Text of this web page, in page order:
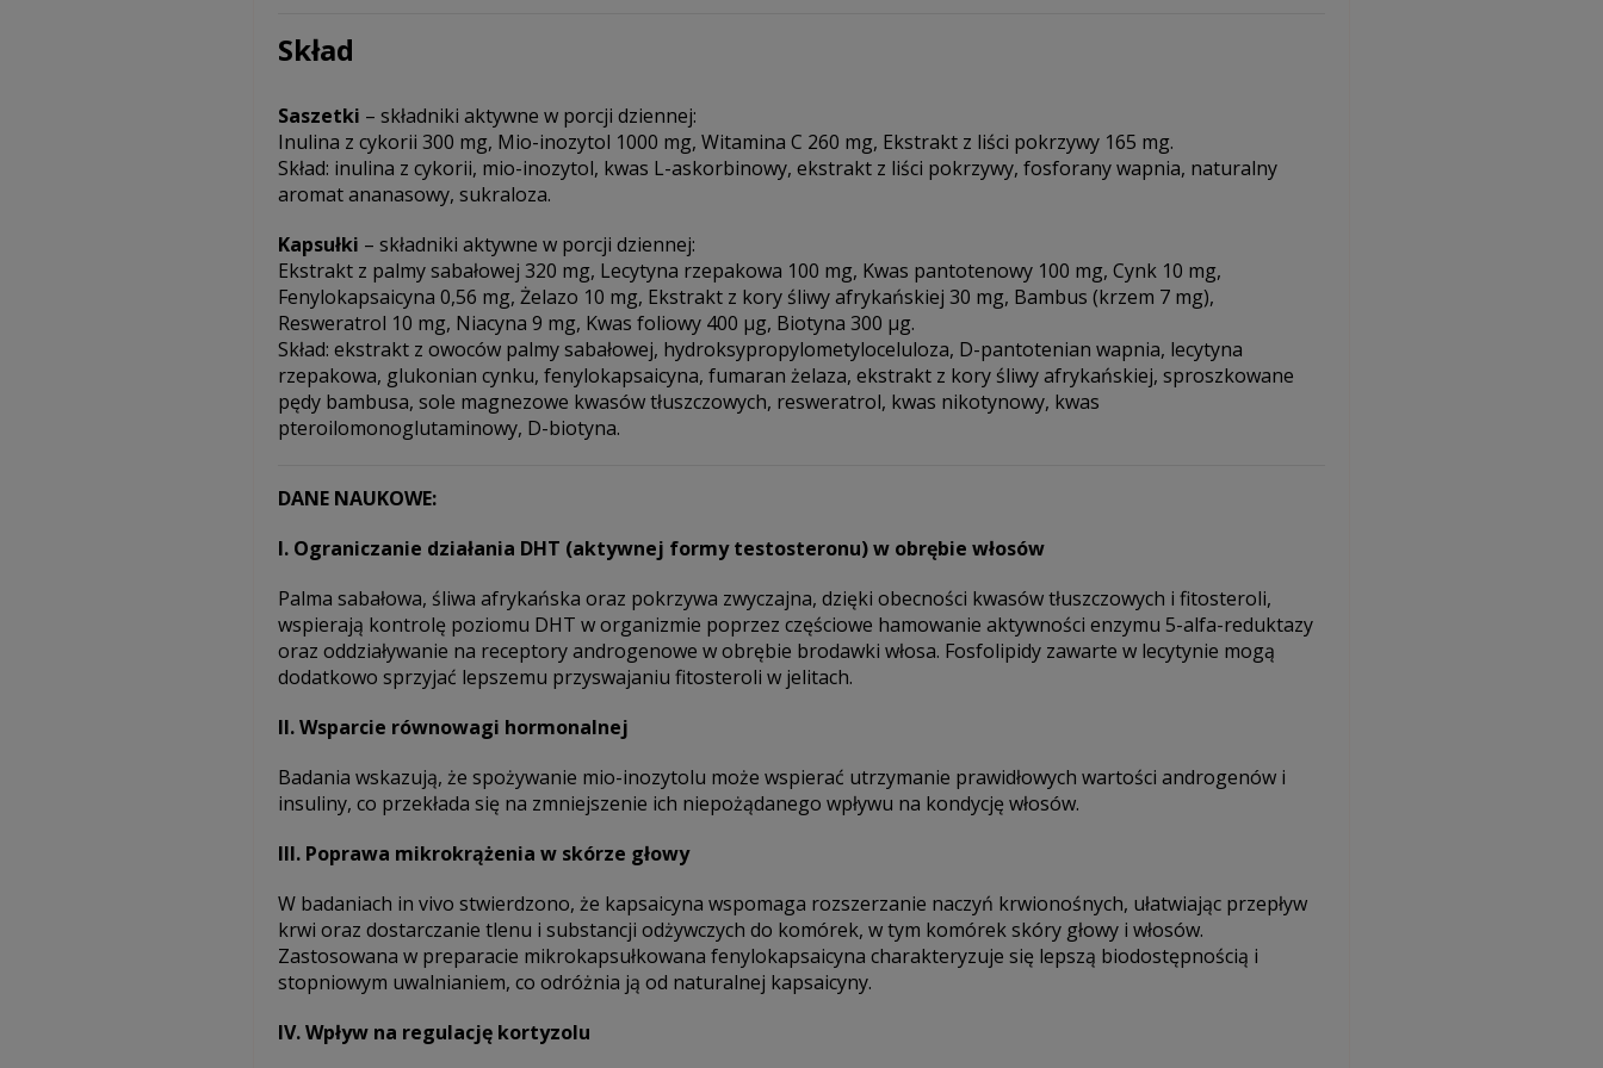
Skład
Saszetki – składniki aktywne w porcji dziennej:
Inulina z cykorii 300 mg, Mio-inozytol 1000 mg, Witamina C 260 mg, Ekstrakt z liści pokrzywy 165 mg.
Skład: inulina z cykorii, mio-inozytol, kwas L-askorbinowy, ekstrakt z liści pokrzywy, fosforany wapnia, naturalny
aromat ananasowy, sukraloza.
Kapsułki – składniki aktywne w porcji dziennej:
Ekstrakt z palmy sabałowej 320 mg, Lecytyna rzepakowa 100 mg, Kwas pantotenowy 100 mg, Cynk 10 mg,
Fenylokapsaicyna 0,56 mg, Żelazo 10 mg, Ekstrakt z kory śliwy afrykańskiej 30 mg, Bambus (krzem 7 mg),
Resweratrol 10 mg, Niacyna 9 mg, Kwas foliowy 400 µg, Biotyna 300 µg.
Skład: ekstrakt z owoców palmy sabałowej, hydroksypropylometyloceluloza, D-pantotenian wapnia, lecytyna
rzepakowa, glukonian cynku, fenylokapsaicyna, fumaran żelaza, ekstrakt z kory śliwy afrykańskiej, sproszkowane
pędy bambusa, sole magnezowe kwasów tłuszczowych, resweratrol, kwas nikotynowy, kwas
pteroilomonoglutaminowy, D-biotyna.
DANE NAUKOWE:
I. Ograniczanie działania DHT (aktywnej formy testosteronu) w obrębie włosów
Palma sabałowa, śliwa afrykańska oraz pokrzywa zwyczajna, dzięki obecności kwasów tłuszczowych i fitosteroli,
wspierają kontrolę poziomu DHT w organizmie poprzez częściowe hamowanie aktywności enzymu 5-alfa-reduktazy
oraz oddziaływanie na receptory androgenowe w obrębie brodawki włosa. Fosfolipidy zawarte w lecytynie mogą
dodatkowo sprzyjać lepszemu przyswajaniu fitosteroli w jelitach.
II. Wsparcie równowagi hormonalnej
Badania wskazują, że spożywanie mio-inozytolu może wspierać utrzymanie prawidłowych wartości androgenów i
insuliny, co przekłada się na zmniejszenie ich niepożądanego wpływu na kondycję włosów.
III. Poprawa mikrokrążenia w skórze głowy
W badaniach in vivo stwierdzono, że kapsaicyna wspomaga rozszerzanie naczyń krwionośnych, ułatwiając przepływ
krwi oraz dostarczanie tlenu i substancji odżywczych do komórek, w tym komórek skóry głowy i włosów.
Zastosowana w preparacie mikrokapsułkowana fenylokapsaicyna charakteryzuje się lepszą biodostępnością i
stopniowym uwalnianiem, co odróżnia ją od naturalnej kapsaicyny.
IV. Wpływ na regulację kortyzolu